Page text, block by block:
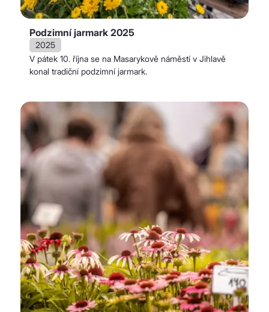
Podzimní jarmark 2025
2025
V pátek 10. října se na Masarykově náměstí v Jihlavě
konal tradiční podzimní jarmark.